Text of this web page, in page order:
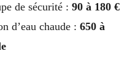
de sécurité : 90 à 180 €
d’eau chaude : 650 à